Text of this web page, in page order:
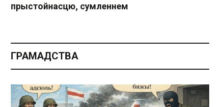
прыстойнасцю, сумленнем
ГРАМАДСТВА